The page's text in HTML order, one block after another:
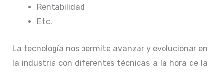
Rentabilidad
Etc.
La tecnología nos permite avanzar y evolucionar en
la industria con diferentes técnicas a la hora de la